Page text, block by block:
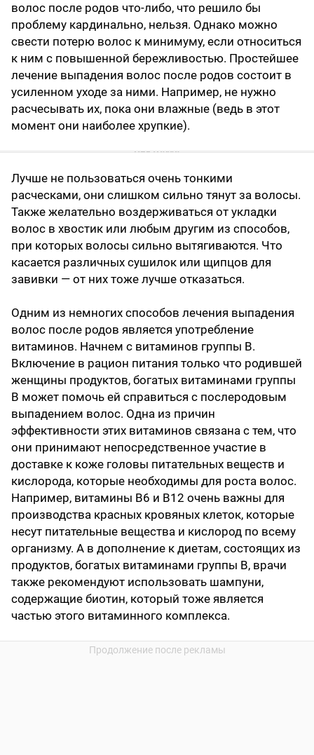
волос после родов что-либо, что решило бы
проблему кардинально, нельзя. Однако можно
свести потерю волос к минимуму, если относиться
к ним с повышенной бережливостью. Простейшее
лечение выпадения волос после родов состоит в
усиленном уходе за ними. Например, не нужно
расчесывать их, пока они влажные (ведь в этот
момент они наиболее хрупкие).
Лучше не пользоваться очень тонкими
расческами, они слишком сильно тянут за волосы.
Также желательно воздерживаться от укладки
волос в хвостик или любым другим из способов,
при которых волосы сильно вытягиваются. Что
касается различных сушилок или щипцов для
завивки — от них тоже лучше отказаться.
Одним из немногих способов лечения выпадения
волос после родов является употребление
витаминов. Начнем с витаминов группы В.
Включение в рацион питания только что родившей
женщины продуктов, богатых витаминами группы
В может помочь ей справиться с послеродовым
выпадением волос. Одна из причин
эффективности этих витаминов связана с тем, что
они принимают непосредственное участие в
доставке к коже головы питательных веществ и
кислорода, которые необходимы для роста волос.
Например, витамины В6 и В12 очень важны для
производства красных кровяных клеток, которые
несут питательные вещества и кислород по всему
организму. А в дополнение к диетам, состоящих из
продуктов, богатых витаминами группы В, врачи
также рекомендуют использовать шампуни,
содержащие биотин, который тоже является
частью этого витаминного комплекса.